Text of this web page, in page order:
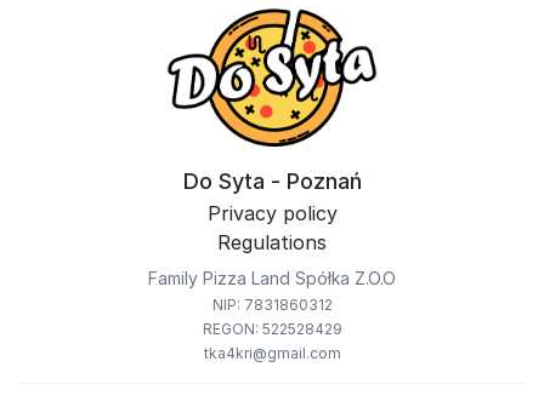
Do Syta - Poznań
Privacy policy
Regulations
Family Pizza Land Spółka Z.O.O
NIP: 7831860312
REGON: 522528429
tka4kri@gmail.com